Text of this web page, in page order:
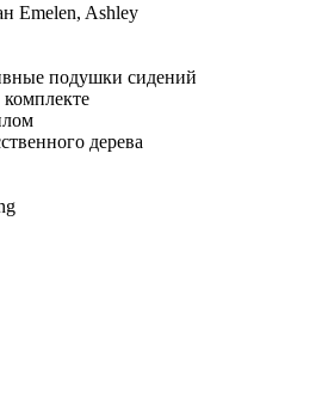
Emelen, Ashley
подушки сидений
дерева